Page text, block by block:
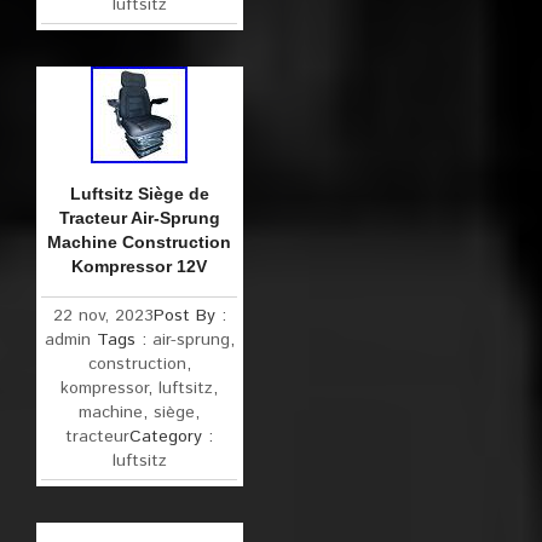
luftsitz
Luftsitz Siège de
Tracteur Air-Sprung
Machine Construction
Kompressor 12V
22 nov, 2023Post By :
admin Tags : air-sprung,
construction,
kompressor,luftsitz,
machine,siège,
tracteurCategory :
luftsitz